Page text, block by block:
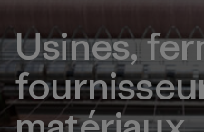
Usines,